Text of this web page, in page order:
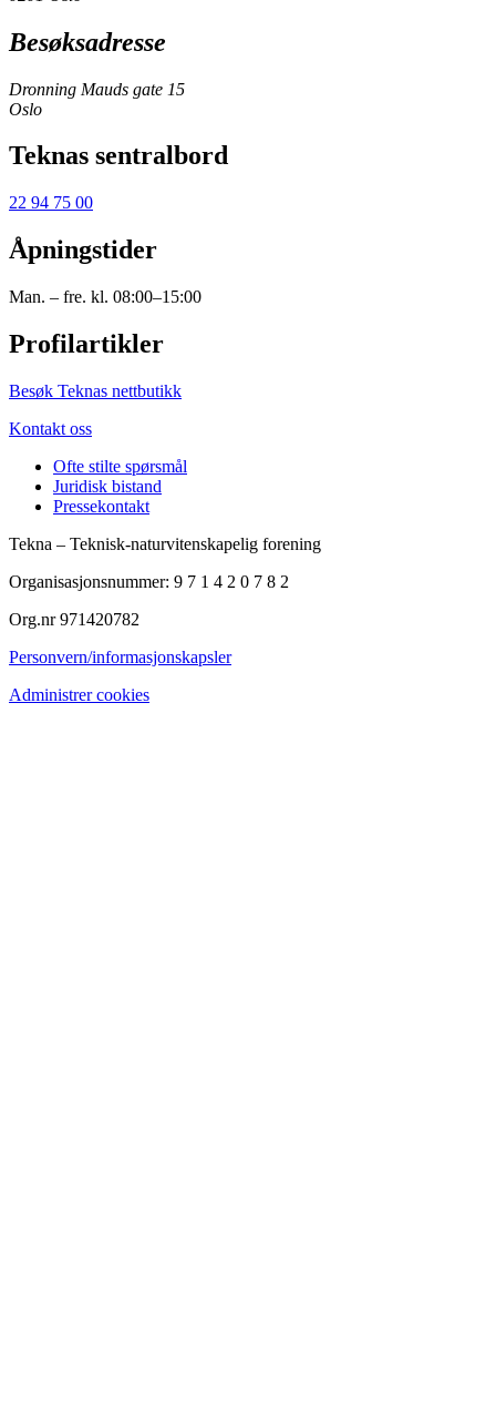
Besøksadresse
Dronning Mauds gate 15
Oslo
Teknas sentralbord
22 94 75 00
Åpningstider
Man. – fre. kl. 08:00–15:00
Profilartikler
Besøk Teknas nettbutikk
Kontakt oss
Ofte stilte spørsmål
Juridisk bistand
Pressekontakt
Tekna – Teknisk-naturvitenskapelig forening
Organisasjonsnummer: 9 7 1 4 2 0 7 8 2
Org.nr 971420782
Personvern/informasjonskapsler
Administrer cookies